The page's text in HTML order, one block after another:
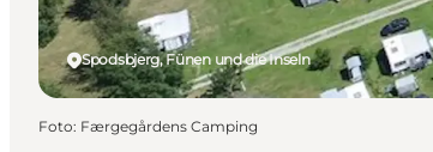
Spodsbjerg, Fünen und die Inseln
Foto: Færgegårdens Camping